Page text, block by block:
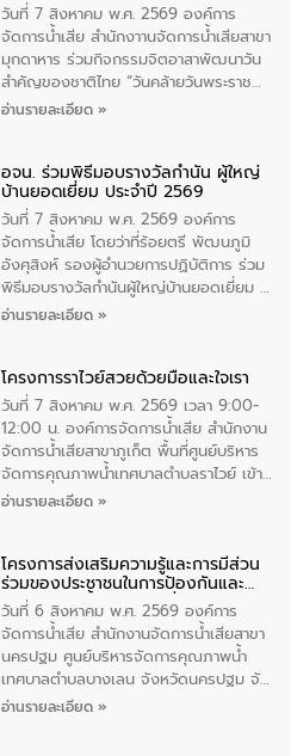
วันที่ 7 สิงหาคม พ.ศ. 2569 องค์การ
จัดการน้ำเสีย สำนักงาานจัดการน้ำเสียสาขา
มุกดาหาร ร่วมกิจกรรมจิตอาสาพัฒนาวัน
สําคัญของชาติไทย “วันคล้ายวันพระราช
สมภพ สมเด็จพระนางเจ้าสิริกิติ์พระบรม
ทิพย์คำ รองผู้ว่าราชการจังหวัดมุกดาหาร
เป็นประธานในพิธี ณ เรือนจําชั่วคราวนาโสก
ตําบลนาโสก อําเภอเมืองมุกดาหาร จังหวัด
มุกดาหาร โดยในกิจกรรมได้ร่วมปลูกป่า และ
ทําความสะอาดภายในบริเวณ จัดกิจกรรม
เพื่อถวายเป็นพระราชกุศล สมเด็จพระนาง
เจ้าสิริกิติ์พระบรมราชินีนาถ พระบรมราช
อ่านรายละเอียด »
อจน. ร่วมพิธีมอบรางวัลกำนัน ผู้ใหญ่
บ้านยอดเยี่ยม ประจำปี 2569
วันที่ 7 สิงหาคม พ.ศ. 2569 องค์การ
จัดการน้ำเสีย โดยว่าที่ร้อยตรี พัฒนภูมิ
อังศุสิงห์ รองผู้อำนวยการปฏิบัติการ ร่วม
พิธีมอบรางวัลกำนันผู้ใหญ่บ้านยอดเยี่ยม ณ
ทำเนียบรัฐบาล โดยมีนายอนุทิน ชาญวีรกูล
ทองคำและประกาศเกียรติคุณให้แก่ กำนัน
ผู้ใหญ่บ้านยอดเยี่ยม พร้อมกล่าวชื่นชม ให้
โอวาท และมอบนโยบาย
อ่านรายละเอียด »
โครงการราไวย์สวยด้วยมือและใจเรา
วันที่ 7 สิงหาคม พ.ศ. 2569 เวลา 9:00-
12:00 น. องค์การจัดการน้ำเสีย สำนักงาน
จัดการน้ำเสียสาขาภูเก็ต พื้นที่ศูนย์บริหาร
จัดการคุณภาพน้ำเทศบาลตำบลราไวย์ เข้า
ร่วมโครงการราไวย์สวยด้วยมือและใจเรา
ประชาชน ตัวแทนจากโรงแรมต่างๆ ในเขต
เทศบาลตำบลราไวย์ ศูนย์บริหารจัดการ
คุณภาพน้ำเทศบาลตำบลราไวย์ นำโดยนาย
น้อย แก้วเศษ ผู้จัดการสำนักงานจัดการน้ำ
เสียสาขาภูเก็ต พร้อมด้วยเจ้าหน้าที่ จำนวน
5 คน ร่วมทำกิจกรรม ทำความสะอาด
ชายหาดและแหล่งท่องเที่ยว ณ บริเวณ
อ่านรายละเอียด »
โครงการส่งเสริมความรู้และการมีส่วน
ร่วมของประชาชนในการป้องกันและ
แก้ไขปัญหาน้ำเสียอย่างยั่งยืน
วันที่ 6 สิงหาคม พ.ศ. 2569 องค์การ
จัดการน้ำเสีย สำนักงานจัดการน้ำเสียสาขา
นครปฐม ศูนย์บริหารจัดการคุณภาพน้ำ
เทศบาลตำบลบางเลน จังหวัดนครปฐม จัด
กิจกรรมภายใต้โครงการส่งเสริมความรู้และ
อ่านรายละเอียด »